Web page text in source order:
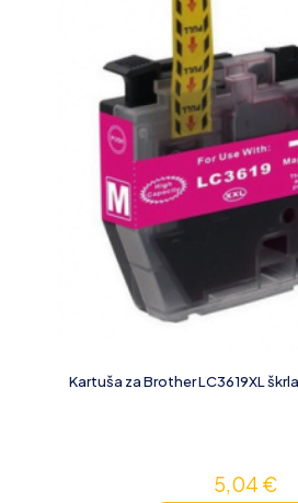
Kartuša za Brother LC3619XL
5,04 €